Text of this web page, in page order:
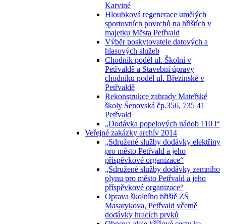
Karviné
Hloubková regenerace umělých
sportovních povrchů na hřištích v
majetku Města Petřvald
Výběr poskytovatele datových a
hlasových služeb
Chodník podél ul. Školní v
Petřvaldě a Stavební úpravy
chodníku podél ul. Březinské v
Petřvaldě
Rekonstrukce zahrady Mateřské
školy Šenovská čp.356, 735 41
Petřvald
„Dodávka popelových nádob 110 l“
Veřejné zakázky archív 2014
„Sdružené služby dodávky elektřiny
pro město Petřvald a jeho
příspěvkové organizace“
„Sdružené služby dodávky zemního
plynu pro město Petřvald a jeho
příspěvkové organizace“
Oprava školního hřiště ZŠ
Masarykova, Petřvald včetně
dodávky hracích prvků